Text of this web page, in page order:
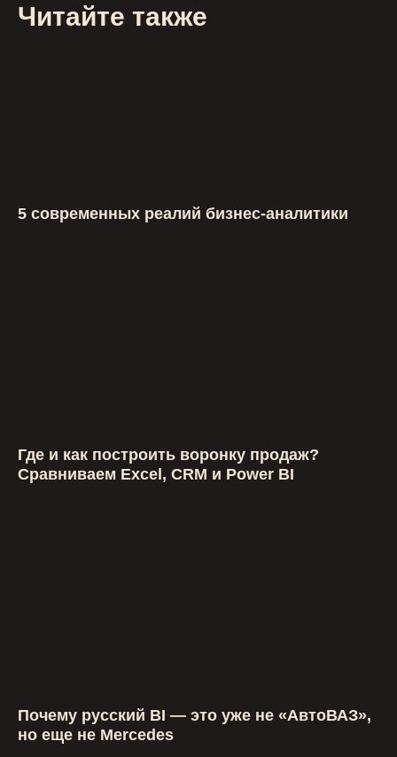
Читайте также
5 современных реалий бизнес-аналитики
Где и как построить воронку продаж?
Сравниваем Excel, CRM и Power BI
Почему русский BI — это уже не «АвтоВАЗ»,
но еще не Mercedes